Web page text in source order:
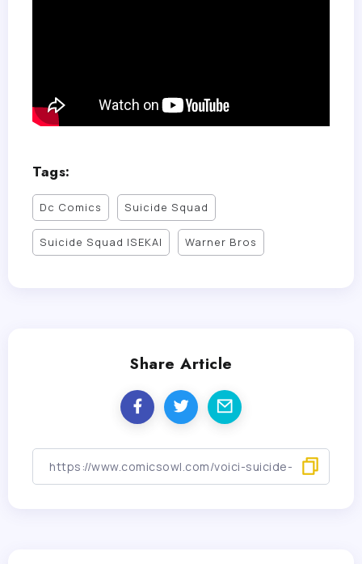
Tags:
Dc Comics Suicide Squad
Suicide Squad ISEKAI Warner Bros
Share Article